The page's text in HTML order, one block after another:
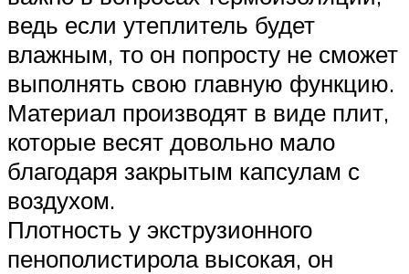
ведь если утеплитель будет
влажным, то он попросту не сможет
выполнять свою главную функцию.
Материал производят в виде плит,
которые весят довольно мало
благодаря закрытым капсулам с
воздухом.
Плотность у экструзионного
пенополистирола высокая, он